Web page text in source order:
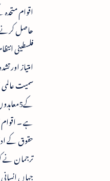
اقوام
حاصل
فلسطینی
امتیاز اور
سمیت
ہے ۔ اقوام
حقوق کے
ترجمان نے
جہاں